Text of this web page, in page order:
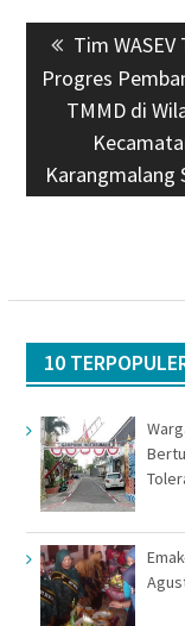
Navigasi
pos Previous
post:
Tim WASEV
Progres
TMMD di
Karangmalang
10